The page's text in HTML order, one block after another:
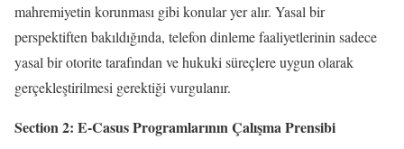
mahremiyetin korunması gibi konular yer alır. Yasal bir
perspektiften bakıldığında, telefon dinleme faaliyetlerinin sadece
yasal bir otorite tarafından ve hukuki süreçlere uygun olarak
gerçekleştirilmesi gerektiği vurgulanır.
Section 2: E-Casus Programlarının Çalışma Prensibi